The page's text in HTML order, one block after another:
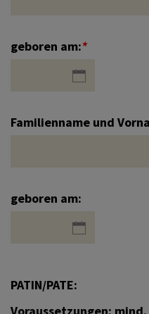
geboren am:*
Familienname und
geboren am:
PATIN/PATE: